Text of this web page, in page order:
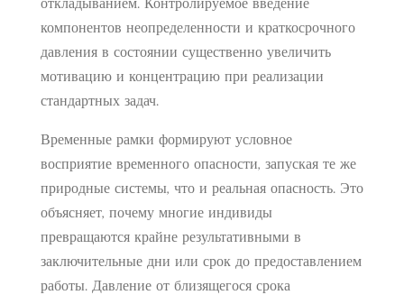
компонентов неопределенности и краткосрочного
давления в состоянии существенно увеличить
мотивацию и концентрацию при реализации
стандартных задач.
Временные рамки формируют условное
восприятие временного опасности, запуская те же
природные системы, что и реальная опасность. Это
объясняет, почему многие индивиды
превращаются крайне результативными в
заключительные дни или срок до предоставлением
работы. Давление от близящегося срока